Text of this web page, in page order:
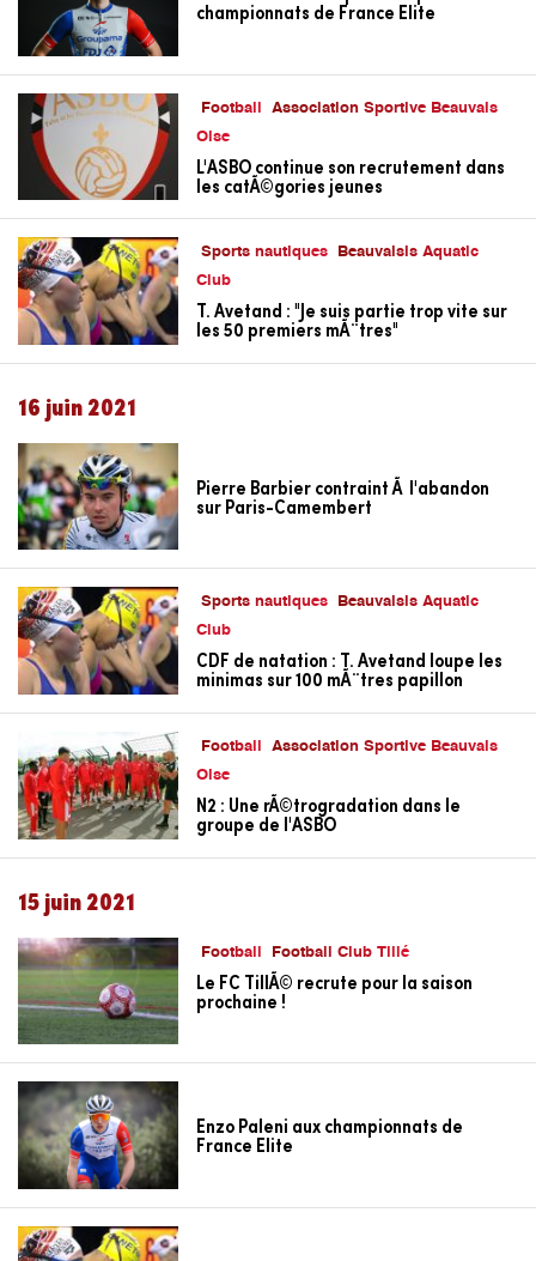
championnats de France Elite
Football
Association Sportive Beauvais
Oise
L'ASBO continue son recrutement dans
les catÃ©gories jeunes
Sports nautiques
Beauvaisis Aquatic
Club
T. Avetand : "Je suis partie trop vite sur
les 50 premiers mÃ¨tres"
16 juin 2021
Pierre Barbier contraint Ã l'abandon
sur Paris-Camembert
Sports nautiques
Beauvaisis Aquatic
Club
CDF de natation : T. Avetand loupe les
minimas sur 100 mÃ¨tres papillon
Football
Association Sportive Beauvais
Oise
N2 : Une rÃ©trogradation dans le
groupe de l'ASBO
15 juin 2021
Football Football Club Tillé
Le FC TillÃ© recrute pour la saison
prochaine !
Enzo Paleni aux championnats de
France Elite